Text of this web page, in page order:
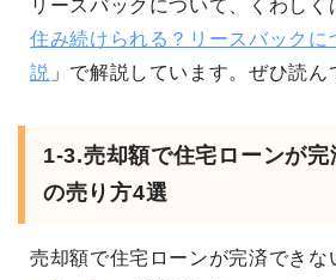
リースバックについて、くわしく
住み続けられる？リースバックに
説 」で解説しています。ぜひ読ん
1-3.売却額で住宅ローンが
の売り方4選
売却額で住宅ローンが完済できな